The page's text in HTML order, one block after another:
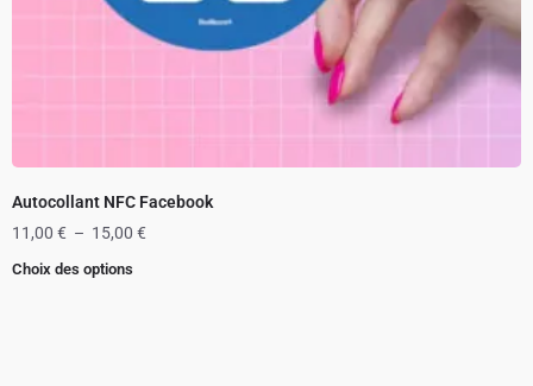
Autocollant NFC Facebook
11,00 € – 15,00 €
Choix des options